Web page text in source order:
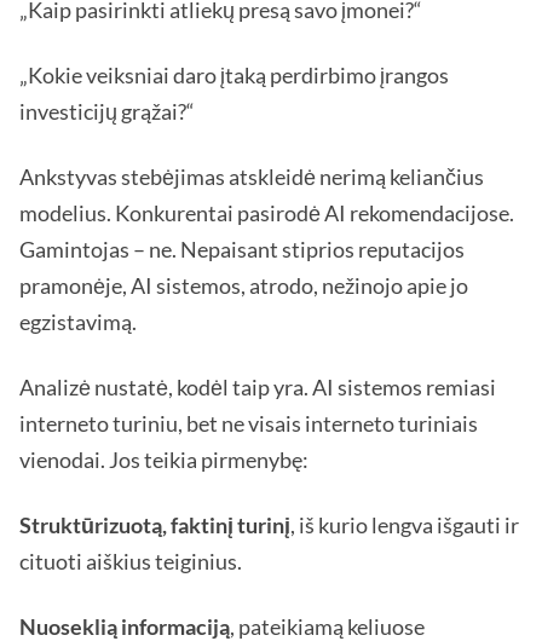
„Kaip pasirinkti atliekų presą savo įmonei?“
„Kokie veiksniai daro įtaką perdirbimo įrangos
investicijų grąžai?“
Ankstyvas stebėjimas atskleidė nerimą keliančius
modelius. Konkurentai pasirodė AI rekomendacijose.
Gamintojas – ne. Nepaisant stiprios reputacijos
pramonėje, AI sistemos, atrodo, nežinojo apie jo
egzistavimą.
Analizė nustatė, kodėl taip yra. AI sistemos remiasi
interneto turiniu, bet ne visais interneto turiniais
vienodai. Jos teikia pirmenybę:
Struktūrizuotą, faktinį turinį, iš kurio lengva išgauti ir
cituoti aiškius teiginius.
Nuoseklią informaciją, pateikiamą keliuose